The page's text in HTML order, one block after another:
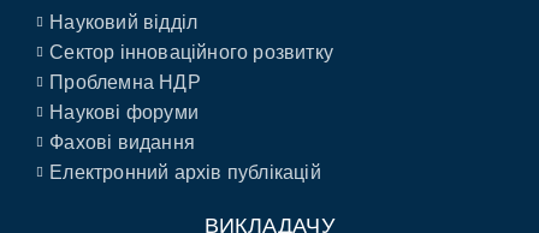
Науковий відділ
Сектор інноваційного розвитку
Проблемна НДР
Наукові форуми
Фахові видання
Електронний архів публікацій
ВИКЛАДАЧУ